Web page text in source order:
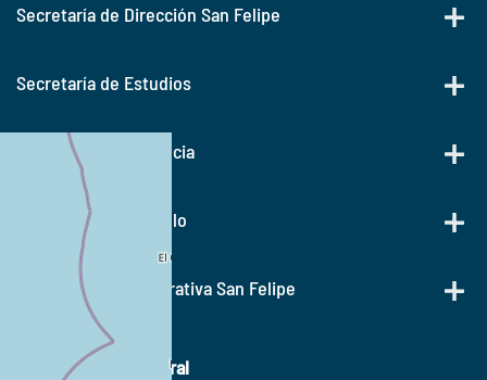
Secretaría de Dirección San Felipe
Secretaría de Estudios
Secretaría de Docencia
Dirección de Postítulo
Secretaría Administrativa San Felipe
Contácto Casa Central